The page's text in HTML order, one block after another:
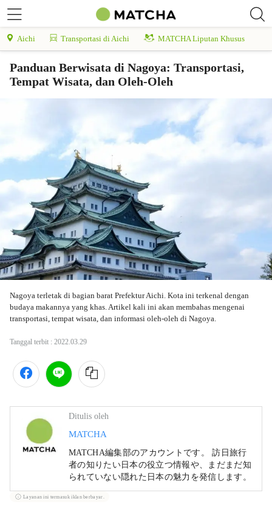
Aichi Transportasi di Aichi MATCHA Liputan Khusus
Panduan Berwisata di Nagoya: Transportasi,
Tempat Wisata, dan Oleh-Oleh
Nagoya terletak di bagian barat Prefektur Aichi. Kota ini terkenal dengan
budaya makannya yang khas. Artikel kali ini akan membahas mengenai
transportasi, tempat wisata, dan informasi oleh-oleh di Nagoya.
Tanggal terbit : 2022.03.29
Ditulis oleh
MATCHA
MATCHA編集部のアカウントです。 訪日旅行
者の知りたい日本の役立つ情報や、まだまだ知
られていない隠れた日本の魅力を発信します。
Layanan ini termasuk iklan berbayar.